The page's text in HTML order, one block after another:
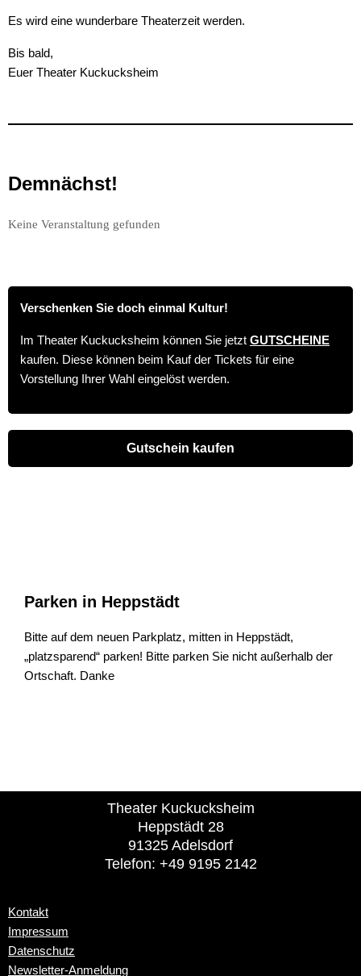
Es wird eine wunderbare Theaterzeit werden.
Bis bald,
Euer Theater Kuckucksheim
Demnächst!
Keine Veranstaltung gefunden
Verschenken Sie doch einmal Kultur!
Im Theater Kuckucksheim können Sie jetzt GUTSCHEINE
kaufen. Diese können beim Kauf der Tickets für eine
Vorstellung Ihrer Wahl eingelöst werden.
Gutschein kaufen
Parken in Heppstädt
Bitte auf dem neuen Parkplatz, mitten in Heppstädt,
„platzsparend“ parken! Bitte parken Sie nicht außerhalb der
Ortschaft. Danke
Theater Kuckucksheim
Heppstädt 28
91325 Adelsdorf
Telefon: +49 9195 2142
Kontakt
Impressum
Datenschutz
Newsletter-Anmeldung